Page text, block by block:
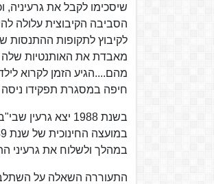
שיסכימו לקבל את
הסביבה הקיבוצית עלולה
לקיבוץ לתקופות ההתנסות
מאבדת את האותנטיות שלה
מהם....הגיע הזמן לקרוא
חיפה במסגרת תפקידו ניסה
בשנת 1988 יצא
במהלך ולשלוח את גרעיני
התעוררה השאלה על